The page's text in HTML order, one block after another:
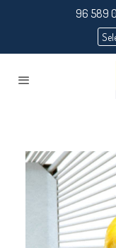
96 589